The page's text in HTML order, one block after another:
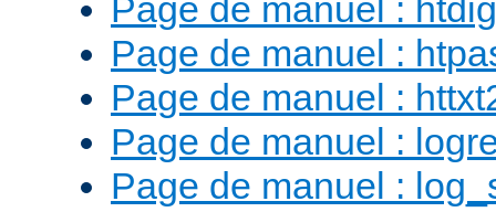
Page de manuel :
Page de manuel :
Page de manuel :
Page de manuel :
Page de manuel :